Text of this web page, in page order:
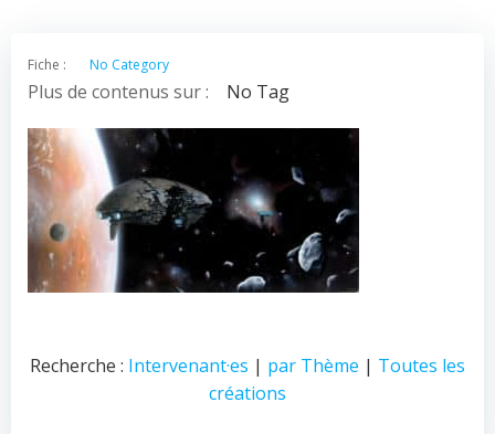
Fiche : No Category
Plus de contenus sur : No Tag
Recherche : Intervenant·es | par Thème | Toutes les
créations